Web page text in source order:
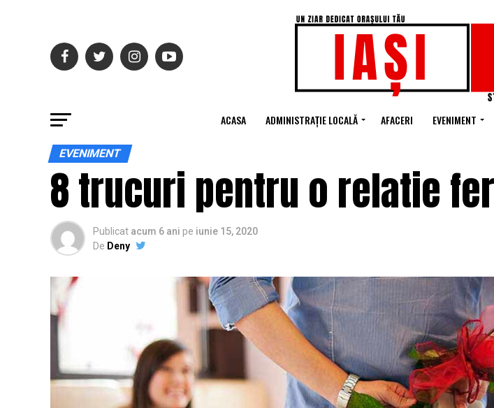
ACASA ADMINISTRAȚIE LOCALĂ AFACERI EVENIMENT
EVENIMENT
8 trucuri pentru o relatie
Publicat acum 6 ani pe iunie 15, 2020
De Deny